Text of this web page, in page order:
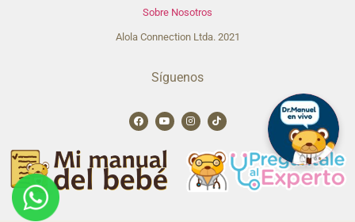
Sobre Nosotros
Alola Connection Ltda. 2021
Síguenos